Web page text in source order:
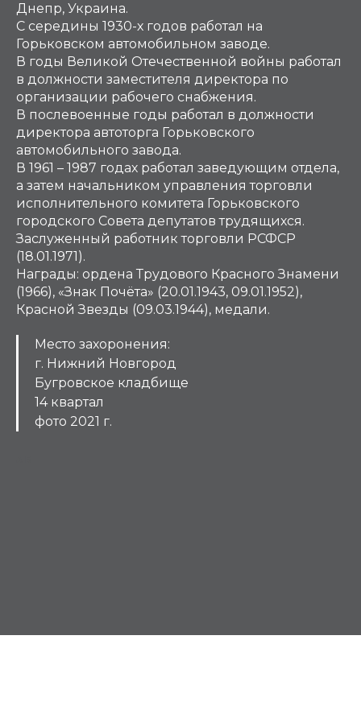
Днепр, Украина.
С середины 1930-х годов работал на
Горьковском автомобильном заводе.
В годы Великой Отечественной войны работал
в должности заместителя директора по
организации рабочего снабжения.
В послевоенные годы работал в должности
директора автоторга Горьковского
автомобильного завода.
В 1961 – 1987 годах работал заведующим отдела,
а затем начальником управления торговли
исполнительного комитета Горьковского
городского Совета депутатов трудящихся.
Заслуженный работник торговли РСФСР
(18.01.1971).
Награды: ордена Трудового Красного Знамени
(1966), «Знак Почёта» (20.01.1943, 09.01.1952),
Красной Звезды (09.03.1944), медали.
Место захоронения:
г. Нижний Новгород
Бугровское кладбище
14 квартал
фото 2021 г.